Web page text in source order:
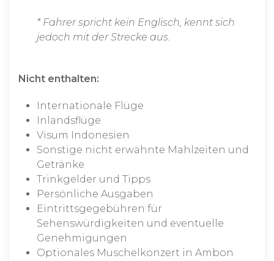
* Fahrer spricht kein Englisch, kennt sich
jedoch mit der Strecke aus.
Nicht enthalten:
Internationale Flüge
Inlandsflüge
Visum Indonesien
Sonstige nicht erwähnte Mahlzeiten und
Getränke
Trinkgelder und Tipps
Persönliche Ausgaben
Eintrittsgegebühren für
Sehenswürdigkeiten und eventuelle
Genehmigungen
Optionales Muschelkonzert in Ambon